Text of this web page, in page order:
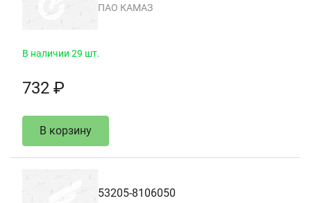
ПАО КАМАЗ
В наличии 29 шт.
732 ₽
В корзину
53205-8106050